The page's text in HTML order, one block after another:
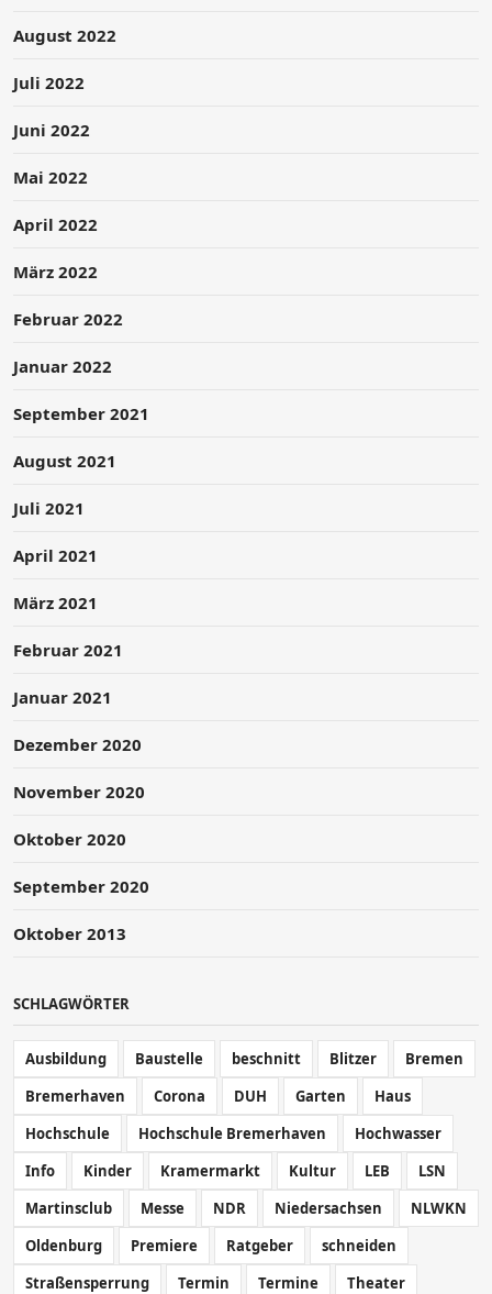
August 2022
Juli 2022
Juni 2022
Mai 2022
April 2022
März 2022
Februar 2022
Januar 2022
September 2021
August 2021
Juli 2021
April 2021
März 2021
Februar 2021
Januar 2021
Dezember 2020
November 2020
Oktober 2020
September 2020
Oktober 2013
SCHLAGWÖRTER
Ausbildung Baustelle beschnitt Blitzer
Bremen
Bremerhaven
Corona DUH Garten
Haus
Hochschule
Hochschule Bremerhaven
Hochwasser
Info
Kinder Kramermarkt Kultur LEB
LSN
Martinsclub
Messe NDR Niedersachsen
NLWKN
Oldenburg
Premiere Ratgeber
schneiden
Straßensperrung
Termin Termine
Theater